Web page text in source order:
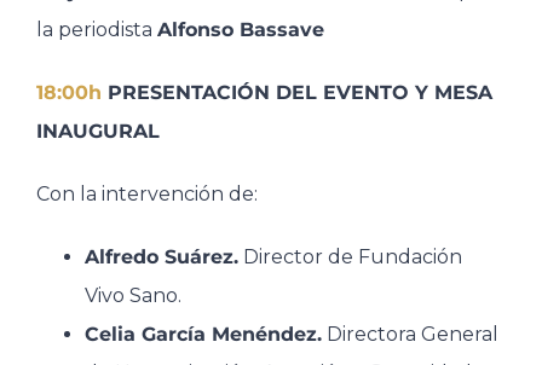
la periodista Alfonso Bassave
18:00h PRESENTACIÓN DEL EVENTO Y MESA
INAUGURAL
Con la intervención de:
Alfredo Suárez.Director de Fundación
Vivo Sano.​
Celia García Menéndez.Directora General